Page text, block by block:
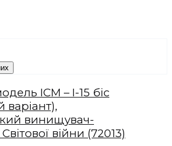
ICM – І-15 біс
варіант),
винищувач-
війни (72013)